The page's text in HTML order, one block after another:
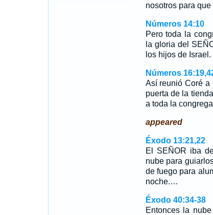
nosotros para
Números 14:10
Pero toda la
la gloria del
los hijos de Israel.
Números
Así reunió Coré a
puerta de la
a toda la
appeared
Éxodo 13:21,22
El SEÑOR iba
nube para
de fuego para
noche.…
Éxodo 40:34-38
Entonces la